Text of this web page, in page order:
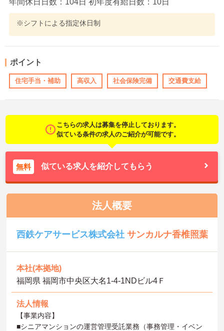
※シフトによる指定休日制
ポイント
住宅手当・補助 高収入 社会保険完備 交通費支給
こちらの求人は募集を停止しております。
似ている条件の求人のご紹介が可能です。
無料 似ている求人を紹介してもらう
法人概要
西鉄ケアサービス株式会社サンカルナ香椎照葉
本社(本拠地)
福岡県 福岡市中央区大名1-4-1NDビル4Ｆ
法人情報
【事業内容】
■シニアマンションの運営管理受託業務（事務管理・イベン